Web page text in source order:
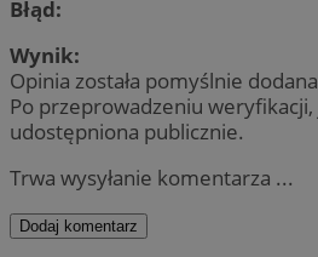
Błąd:
Wynik:
Opinia została pomyślnie
Po przeprowadzeniu
udostępniona publicznie.
Trwa wysyłanie komentarza ...
Dodaj komentarz